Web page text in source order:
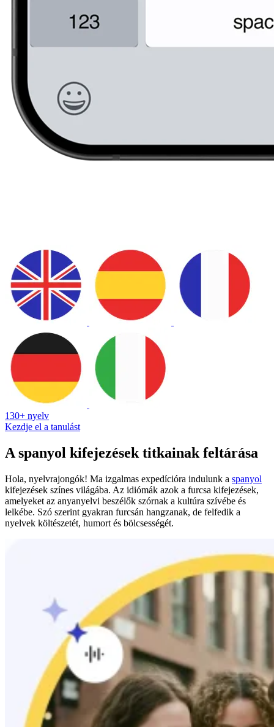
130+ nyelv
Kezdje el a tanulást
A spanyol kifejezések titkainak feltárása
Hola, nyelvrajongók! Ma izgalmas expedícióra indulunk a spanyol
kifejezések színes világába. Az idiómák azok a furcsa kifejezések,
amelyeket az anyanyelvi beszélők szórnak a kultúra szívébe és
lelkébe. Szó szerint gyakran furcsán hangzanak, de felfedik a
nyelvek költészetét, humort és bölcsességét.